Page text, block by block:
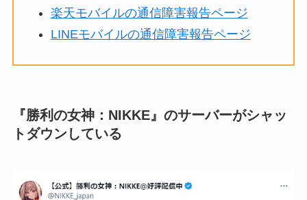
楽天モバイルの通信障害報告ページ
LINEモバイルの通信障害報告ページ
『勝利の女神：NIKKE』のサーバーがシャッ
トダウンしている